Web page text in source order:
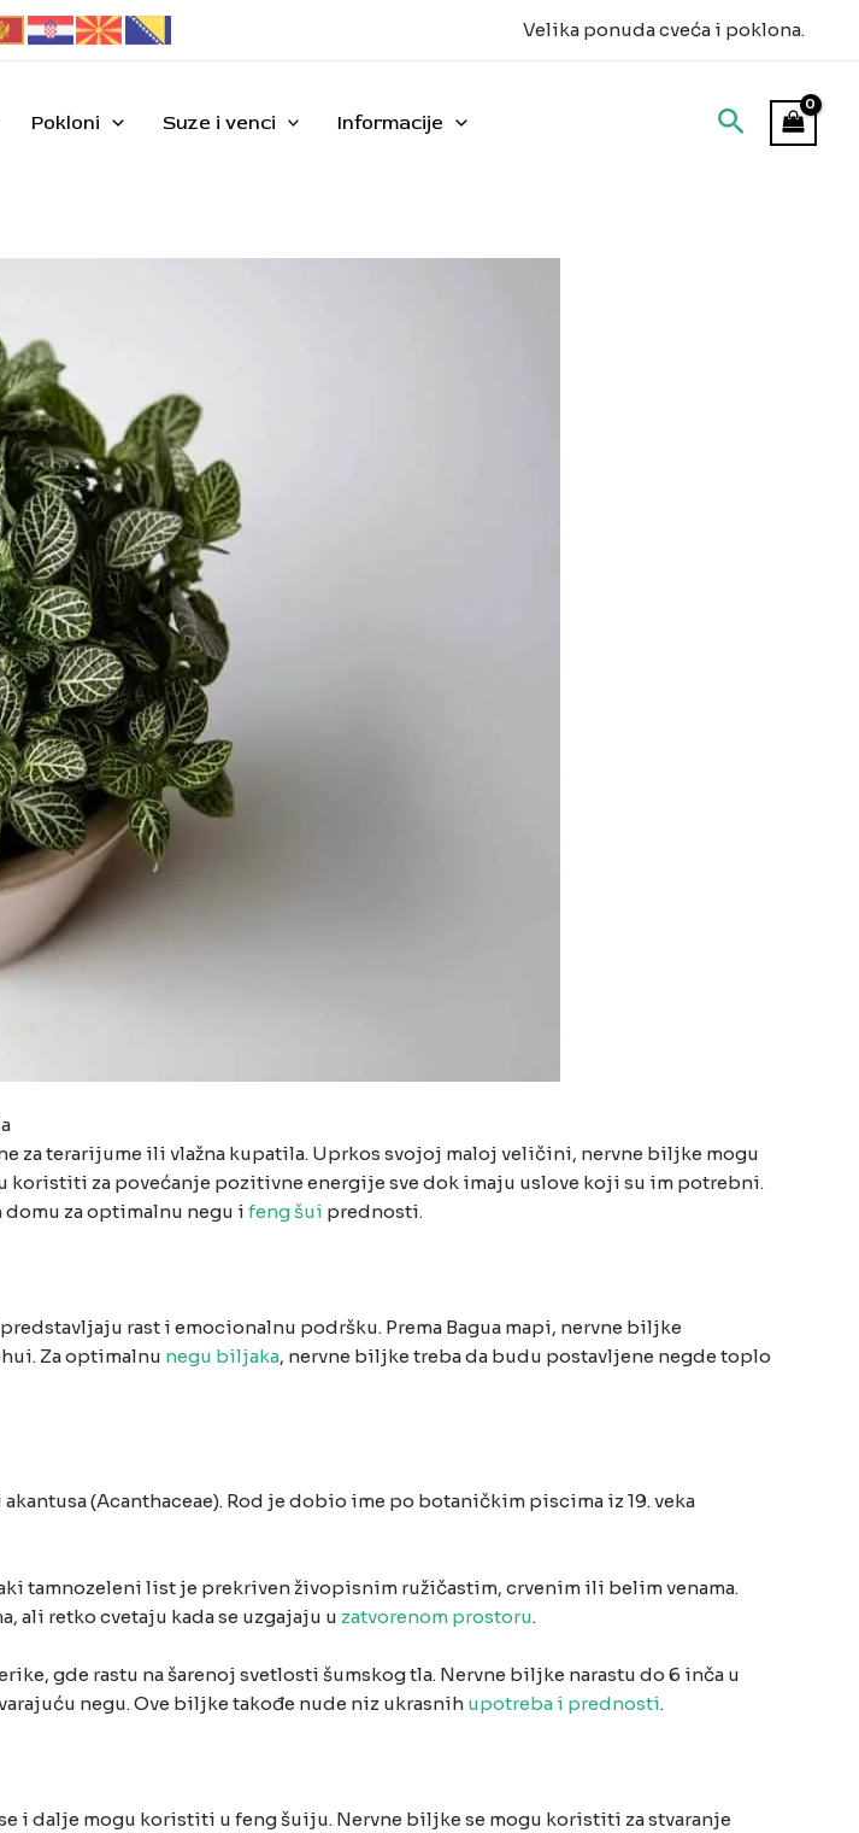
Velika ponuda cveća i poklona.
Pokloni Suze i venci Informacije
za terarijume ili vlažna kupatila. Uprkos svojoj maloj veličini, nervne biljke mogu
koristiti za povećanje pozitivne energije sve dok imaju uslove koji su im potrebni.
za optimalnu negu i feng šui prednosti.
rast i emocionalnu podršku. Prema Bagua mapi, nervne biljke
Za optimalnu negu biljaka, nervne biljke treba da budu postavljene negde toplo
(Acanthaceae). Rod je dobio ime po botaničkim piscima iz 19. veka
tamnozeleni list je prekriven živopisnim ružičastim, crvenim ili belim venama.
ali retko cvetaju kada se uzgajaju u zatvorenom prostoru.
gde rastu na šarenoj svetlosti šumskog tla. Nervne biljke narastu do 6 inča u
negu. Ove biljke takođe nude niz ukrasnih upotreba i prednosti.
i dalje mogu koristiti u feng šuiju. Nervne biljke se mogu koristiti za stvaranje